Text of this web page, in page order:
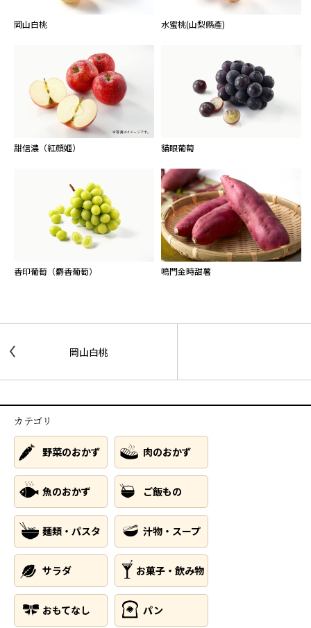
岡山白桃 水蜜桃(山梨縣產)
甜信濃（紅顔姬） 貓眼葡萄
香印葡萄（麝香葡萄） 鳴門金時甜薯
岡山白桃
カテゴリ
野菜のおかず 肉のおかず
魚のおかず ご飯もの
麺類・パスタ 汁物・スープ
サラダ お菓子・飲み物
おもてなし パン